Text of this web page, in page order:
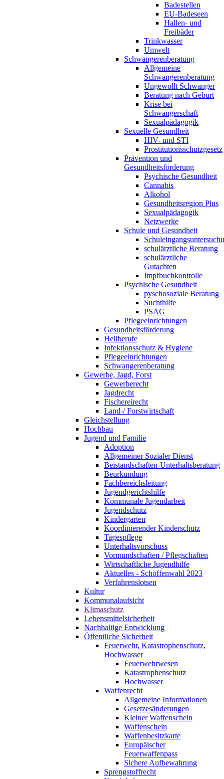
Badestellen
EU-Badeseen
Hallen- und
Freibäder
Trinkwasser
Umwelt
Schwangerenberatung
Allgemeine
Schwangerenberatung
Ungewollt Schwanger
Beratung nach Geburt
Krise bei
Schwangerschaft
Sexualpädagogik
Sexuelle Gesundheit
HIV- und STI
Prostitutionsschutzgesetz
Prävention und
Gesundheitsförderung
Psychische Gesundheit
Cannabis
Alkohol
Gesundheitsregion Plus
Sexualpädagogik
Netzwerke
Schule und Gesundheit
schulärztliche Beratung
schulärztliche
Gutachten
Impfbuchkontrolle
Psychische Gesundheit
pyschosoziale Beratung
Suchthilfe
PSAG
Pflegeeinrichtungen
Gesundheitsförderung
Heilberufe
Infektionsschutz & Hygiene
Pflegeeinrichtungen
Schwangerenberatung
Gewerbe, Jagd, Forst
Gewerberecht
Jagdrecht
Fischereirecht
Land-/ Forstwirtschaft
Gleichstellung
Hochbau
Jugend und Familie
Adoption
Allgemeiner Sozialer Dienst
Beistandschaften-Unterhaltsberatung
Beurkundung
Fachbereichsleitung
Jugendgerichtshilfe
Kommunale Jugendarbeit
Jugendschutz
Kindergarten
Koordinierender Kinderschutz
Tagespflege
Unterhaltsvorschuss
Vormundschaften / Pflegschaften
Wirtschaftliche Jugendhilfe
Aktuelles - Schöffenwahl 2023
Verfahrenslotsen
Kultur
Kommunalaufsicht
Klimaschutz
Lebensmittelsicherheit
Nachhaltige Entwicklung
Öffentliche Sicherheit
Feuerwehr, Katastrophenschutz,
Hochwasser
Feuerwehrwesen
Katastrophenschutz
Hochwasser
Waffenrecht
Allgemeine Informationen
Gesetzesänderungen
Kleiner Waffenschein
Waffenschein
Waffenbesitzkarte
Europäischer
Feuerwaffenpass
Sichere Aufbewahrung
Sprengstoffrecht